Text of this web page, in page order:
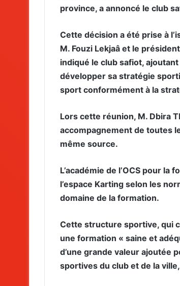
province, a annoncé le club
Cette décision a été prise à
M. Fouzi Lekjaâ et le
indiqué le club safiot,
développer sa stratégie
sport conformément à la
Lors cette réunion, M. Dbira
accompagnement de toutes
même source.
L’académie de l’OCS pour
l’espace Karting selon les
domaine de la formation.
Cette structure sportive, qui
une formation « saine et
d’une grande valeur ajoutée
sportives du club et de la